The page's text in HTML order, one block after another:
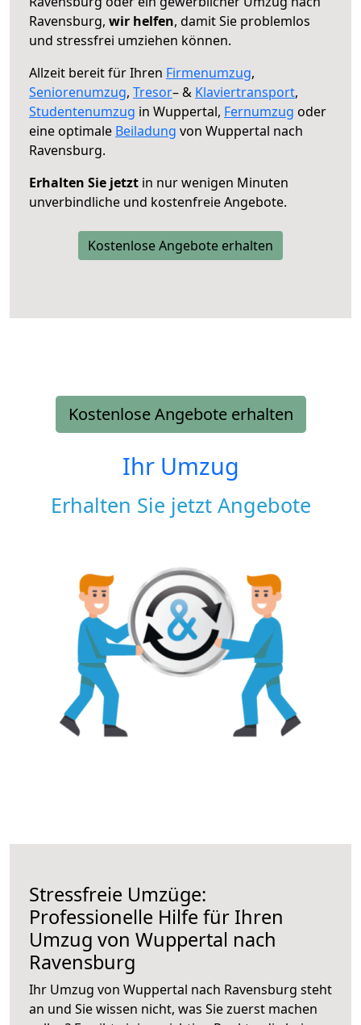
Ravensburg, wir helfen, damit Sie problemlos
und stressfrei umziehen können.
Allzeit bereit für Ihren Firmenumzug,
Seniorenumzug, Tresor– & Klaviertransport,
Studentenumzug in Wuppertal, Fernumzug oder
eine optimale Beiladung von Wuppertal nach
Ravensburg.
Erhalten Sie jetzt in nur wenigen Minuten
unverbindliche und kostenfreie Angebote.
Kostenlose Angebote erhalten
Kostenlose Angebote erhalten
Ihr Umzug
Erhalten Sie jetzt Angebote
Stressfreie Umzüge:
Professionelle Hilfe für Ihren
Umzug von Wuppertal nach
Ravensburg
Ihr Umzug von Wuppertal nach Ravensburg steht
an und Sie wissen nicht, was Sie zuerst machen